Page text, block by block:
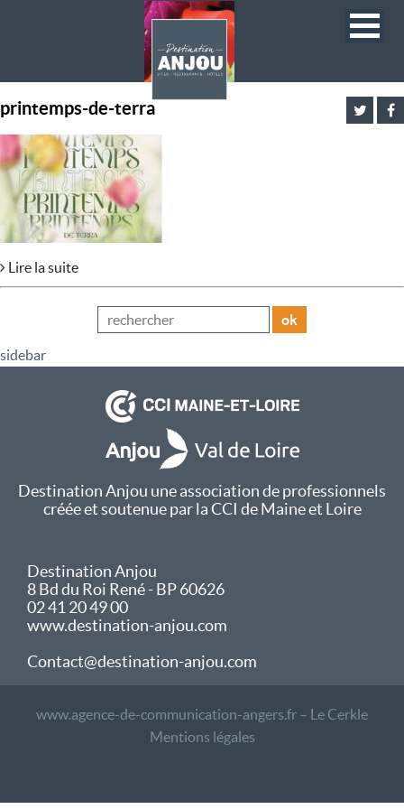
printemps-de-terra
Lire la suite
ok
sidebar
Destination Anjou une association de professionnels
créée et soutenue par la CCI de Maine et Loire
Destination Anjou
8 Bd du Roi René - BP 60626
02 41 20 49 00
www.destination-anjou.com
Contact@destination-anjou.com
www.agence-de-communication-angers.fr – Le Cerkle
Mentions légales